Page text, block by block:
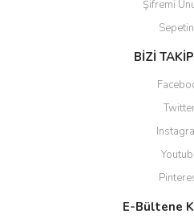
Şifremi
BİZİ
E-Bültene